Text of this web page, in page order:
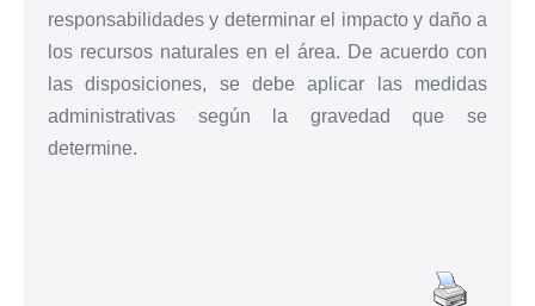
responsabilidades y determinar el impacto y daño a
los recursos naturales en el área. De acuerdo con
las disposiciones, se debe aplicar las medidas
administrativas según la gravedad que se
determine.